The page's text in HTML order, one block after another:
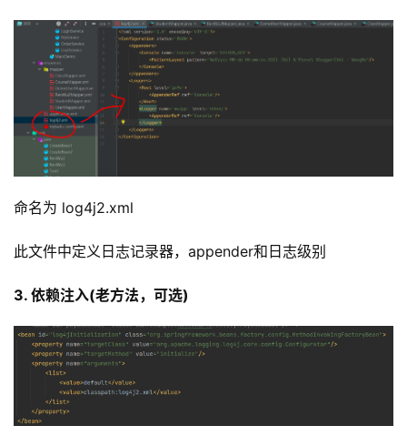
命名为 log4j2.xml
此文件中定义日志记录器，appender和日志级别
3. 依赖注入(老方法，可选)